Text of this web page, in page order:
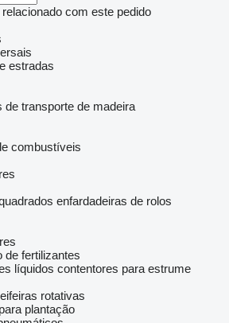
com este pedido
estradas
de transporte de madeira
combustíveis
enfardadeiras de rolos
de fertilizantes
líquidos contentores para estrume
rotativas
plantação